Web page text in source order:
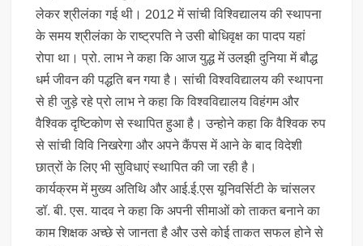
लेकर श्रीलंका गई थी। 2012 में सांची विश्विद्यालय की स्थापना
के समय श्रीलंका के राष्ट्रपति ने उसी बोधिवृक्ष का पादप यहां
रोपा था। प्रो. लाभ ने कहा कि आज युद्ध में उलझी दुनिया में बौद्ध
धर्म जीवन की पद्धति बन गया है। सांची विश्वविद्यालय की स्थापना
से ही जुड़े रहे प्रो लाभ ने कहा कि विश्वविद्यालय विहंगम और
वैश्विक दृष्टिकोण से स्थापित हुआ है। उन्होने कहा कि वैश्विक रुप
से सांची विवि निखरेगा और अपने कैंपस में आने के बाद विदेशी
छात्रों के लिए भी सुविधाएं स्थापित की जा रही है।
कार्यक्रम में मुख्य अतिथि और आई.ई.एस यूनिवर्सिटी के चांसलर
डॉ. बी. एस. यादव ने कहा कि अपनी सीमाओं को ताकत बनाने का
काम शिक्षक अच्छे से जानता है और उसे कोई ताकत सफल होने से